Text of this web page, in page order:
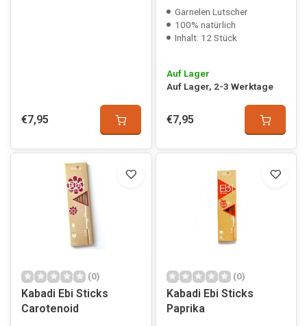
€7,95
Garnelen Lutscher
100% natürlich
Inhalt: 12 Stück
Auf Lager
Auf Lager, 2-3 Werktage
€7,95
(0)
Kabadi Ebi Sticks
Carotenoid
(0)
Kabadi Ebi Sticks
Paprika